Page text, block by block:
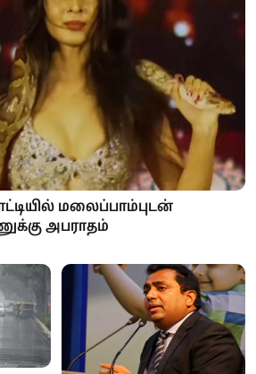
மலைப்பாம்புடன்
அபராதம்